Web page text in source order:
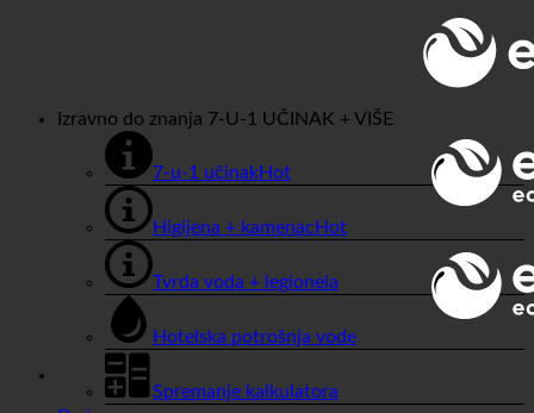
Izravno do znanja 7-U-1 UČINAK + VIŠE
7-u-1 učinak
Higijena + kamenac
Tvrda voda + legionela
Hotelska potrošnja vode
Spremanje kalkulatora